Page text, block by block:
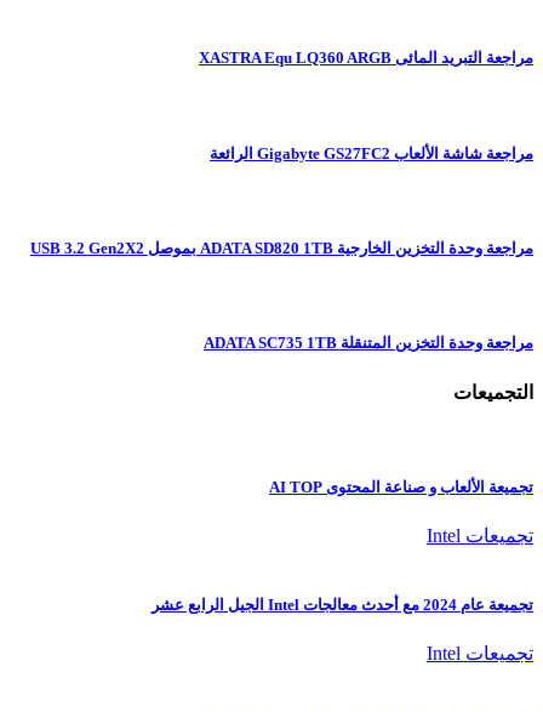
مراجعة التبريد المائى XASTRA Equ LQ360 ARGB
مراجعة شاشة الألعاب Gigabyte GS27FC2 الرائعة
مراجعة وحدة التخزين الخارجية ADATA SD820 1TB بموصل USB 3.2 Gen2X2
مراجعة وحدة التخزين المتنقلة ADATA SC735 1TB
التجميعات
تجميعة الألعاب و صناعة المحتوى AI TOP
تجميعات Intel
تجميعة عام 2024 مع أحدث معالجات Intel الجيل الرابع عشر
تجميعات Intel